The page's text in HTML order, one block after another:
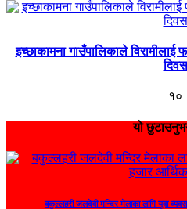
इच्छाकामना गाउँपालिकाले
दिवस
१०
यो
बकुल्लहरी जलदेवी मन्दिर मेलाका लागि यूवा